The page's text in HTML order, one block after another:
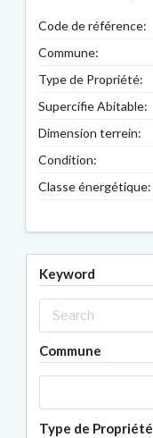
Code de référence:
Commune:
Type de Propriété:
Supercifie Abitable:
Dimension terrein:
Condition:
Classe énergétique:
Keyword
Commune
Type de Propriété